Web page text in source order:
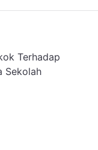
Terhadap
Sekolah